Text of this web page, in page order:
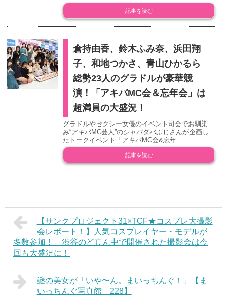
記事を読む
倉持由香、鈴木ふみ奈、浜田翔
子、和地つかさ、青山ひかるら
総勢23人のグラドルが豪華競
演！「アキバMC会＆忘年会」は
超満員の大盛況！
グラドルやセクシー女優のイベント司会でお馴染
み“アキバMC芸人”のシャバダバふじさんが企画し
たトークイベント「アキバMC会&忘年...
記事を読む
【サンクプロジェクト31×TCF★コスプレ大撮影
会レポート！】人気コスプレイヤー・モデルが
多数参加！ 渋谷のど真ん中で開催された撮影会は今
回も大盛況に！
謎の美女が「いや〜ん。まいっちんぐ！」【ま
いっちんぐ写真館 228】